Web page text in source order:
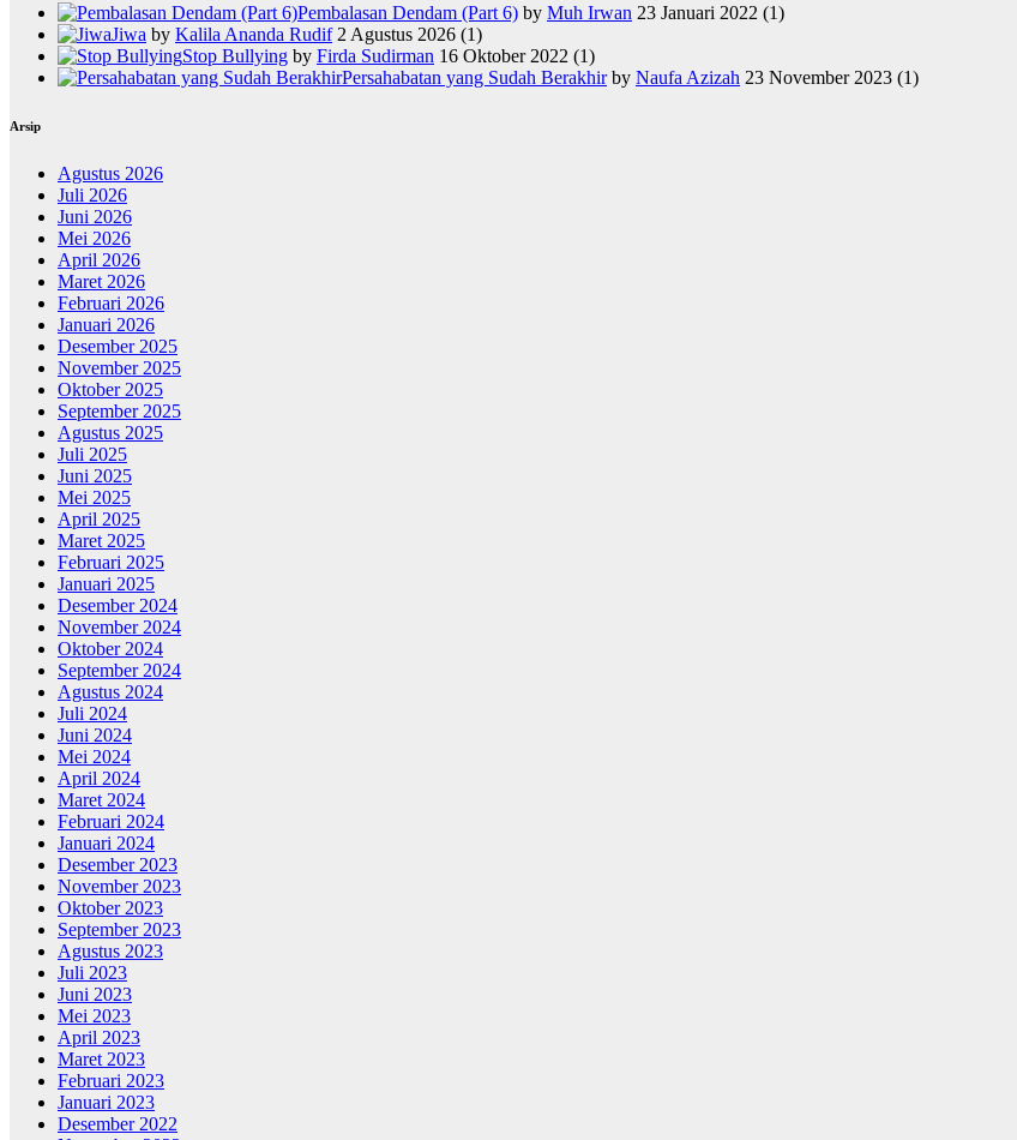
Pembalasan Dendam (Part 6) by Muh Irwan 23 Januari 2022 (1)
Jiwa by Kalila Ananda Rudif 2 Agustus 2026 (1)
Stop Bullying by Firda Sudirman 16 Oktober 2022 (1)
Persahabatan yang Sudah Berakhirby Naufa Azizah 23 November 2023 (1)
Arsip
Agustus 2026
Juli 2026
Juni 2026
Mei 2026
April 2026
Maret 2026
Februari 2026
Januari 2026
Desember 2025
November 2025
Oktober 2025
September 2025
Agustus 2025
Juli 2025
Juni 2025
Mei 2025
April 2025
Maret 2025
Februari 2025
Januari 2025
Desember 2024
November 2024
Oktober 2024
September 2024
Agustus 2024
Juli 2024
Juni 2024
Mei 2024
April 2024
Maret 2024
Februari 2024
Januari 2024
Desember 2023
November 2023
Oktober 2023
September 2023
Agustus 2023
Juli 2023
Juni 2023
Mei 2023
April 2023
Maret 2023
Februari 2023
Januari 2023
Desember 2022